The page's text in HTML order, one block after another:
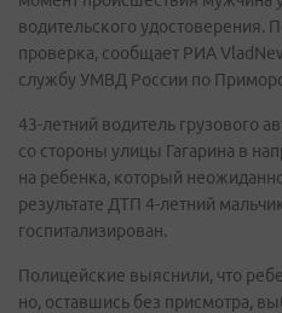
водительского удостоверения.
проверка, сообщает РИА
службу УМВД России по
43-летний водитель грузового
со стороны улицы Гагарина в
на ребенка, который
результате ДТП 4-летний
госпитализирован.
Полицейские выяснили, что
но, оставшись без присмотра,